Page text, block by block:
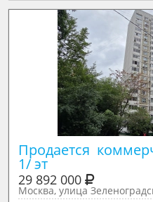
Продается
1/ эт
29 892 000
Москва, улица